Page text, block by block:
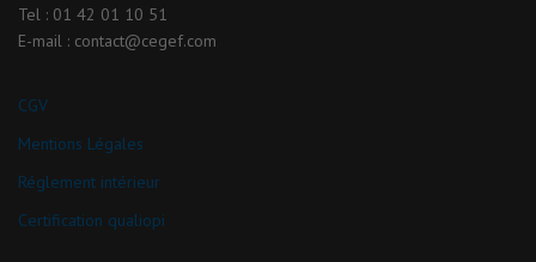
Tel : 01 42 01 10 51
E-mail : contact@cegef.com
CGV
Mentions Légales
Réglement intérieur
Certification qualiopi